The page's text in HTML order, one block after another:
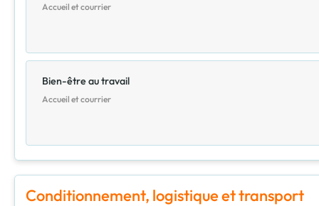
Accueil et courrier
Bien-être au travail
Accueil et courrier
Conditionnement, logistique et transport